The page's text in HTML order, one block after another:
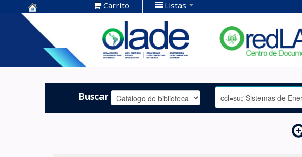
Centro de
Documentación
OLADE -
Carrito Listas
Buscar